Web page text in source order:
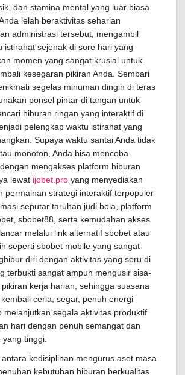
dan stamina mental yang luar biasa
lelah beraktivitas seharian
administrasi tersebut, mengambil
istirahat sejenak di sore hari yang
momen yang sangat krusial untuk
kesegaran pikiran Anda. Sembari
segelas minuman dingin di teras
ponsel pintar di tangan untuk
hiburan ringan yang interaktif di
pelengkap waktu istirahat yang
Supaya waktu santai Anda tidak
monoton, Anda bisa mencoba
mengakses platform hiburan
lewat ijobet.pro yang menyediakan
permainan strategi interaktif terpopuler
seputar taruhan judi bola, platform
sbobet88, serta kemudahan akses
melalui link alternatif sbobet atau
seperti sbobet mobile yang sangat
diri dengan aktivitas yang seru di
terbukti sangat ampuh mengusir sisa-
kerja harian, sehingga suasana
ceria, segar, penuh energi
melanjutkan segala aktivitas produktif
hari dengan penuh semangat dan
tinggi.
kedisiplinan mengurus aset masa
kebutuhan hiburan berkualitas